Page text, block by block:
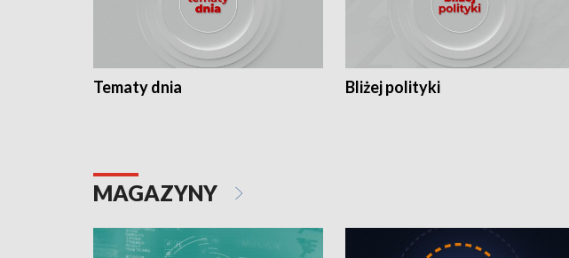
Tematy dnia Bliżej polityki
MAGAZYNY